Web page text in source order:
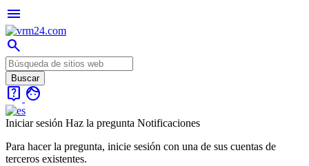
menu
search
live_help face
Iniciar sesión Haz la pregunta Notificaciones
Para hacer la pregunta, inicie sesión con una de sus cuentas de
terceros existentes.